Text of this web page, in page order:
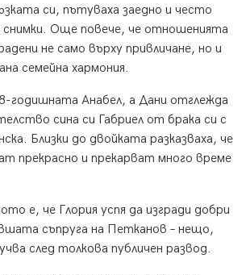
си, пътуваха заедно и често
снимки. Още повече, че отношенията
не само върху привличане, но и
семейна хармония.
8-годишната Анабел, а Дани отглежда
сина си Габриел от брака си с
Близки до двойката разказваха, че
прекрасно и прекарват много време
е, че Глория успя да изгради добри
съпруга на Петканов – нещо,
след толкова публичен развод.